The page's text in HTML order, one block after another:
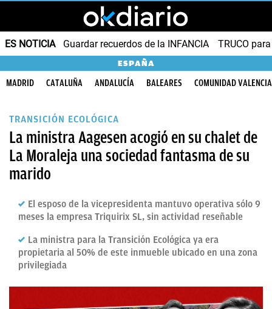
ES NOTICIA Guardar recuerdos de la INFANCIA TRUCO
ESPAÑA
MADRID CATALUÑA ANDALUCÍA BALEARES COMUNIDAD
TRANSICIÓN ECOLÓGICA
La ministra Aagesen acogió en su chalet de
La Moraleja una sociedad fantasma de su
marido
El esposo de la vicepresidenta mantuvo operativa sólo 9
meses la empresa Triquirix SL, sin actividad reseñable
La ministra para la Transición Ecológica ya era
propietaria al 50% de este inmueble ubicado en una zona
privilegiada